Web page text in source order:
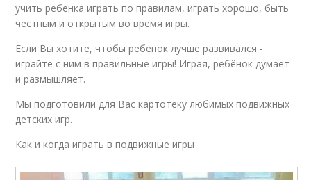
учить ребенка играть по правилам, играть хорошо, быть
честным и открытым во время игры.
Если Вы хотите, чтобы ребенок лучше развивался -
играйте с ним в правильные игры! Играя, ребёнок думает
и размышляет.
Мы подготовили для Вас картотеку любимых подвижных
детских игр.
Как и когда играть в подвижные игры